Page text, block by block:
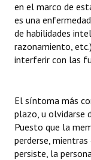
Comunicaciones
Declaraciones
Resoluciones
INSTITUCIONAL
Antiguos
en el marco de
es una
de habilidades
razonamiento,
interferir con las
El síntoma más
plazo, u olvidarse
Puesto que la
perderse,
persiste, la